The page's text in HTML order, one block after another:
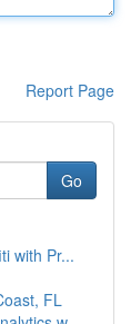
Report Page
Go
with Pr...
FL